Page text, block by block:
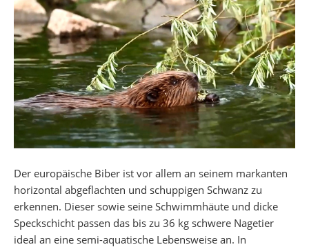
Der europäische Biber ist vor allem an seinem markanten
horizontal abgeflachten und schuppigen Schwanz zu
erkennen. Dieser sowie seine Schwimmhäute und dicke
Speckschicht passen das bis zu 36 kg schwere Nagetier
ideal an eine semi-aquatische Lebensweise an. In